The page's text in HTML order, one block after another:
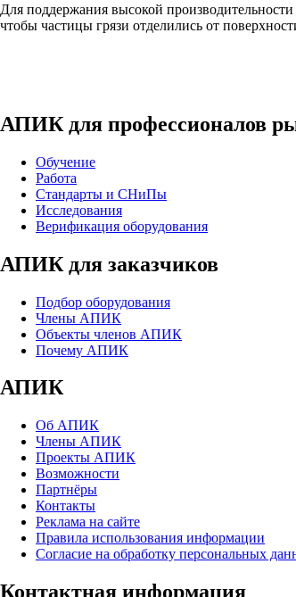
Для поддержания высокой
чтобы частицы грязи отделились от
АПИК для профессионалов
Обучение
Работа
Стандарты и СНиПы
Исследования
Верификация оборудования
АПИК для заказчиков
Подбор оборудования
Члены АПИК
Объекты членов АПИК
Почему АПИК
АПИК
Об АПИК
Члены АПИК
Проекты АПИК
Возможности
Партнёры
Контакты
Реклама на сайте
Правила использования информации
Согласие на обработку персональных
Контактная информация